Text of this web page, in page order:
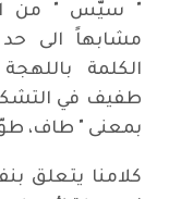
" سيّس " من
مشابهاً الى
الكلمة
طفيف في
بمعنى " طاف،
كلامنا يتعلق